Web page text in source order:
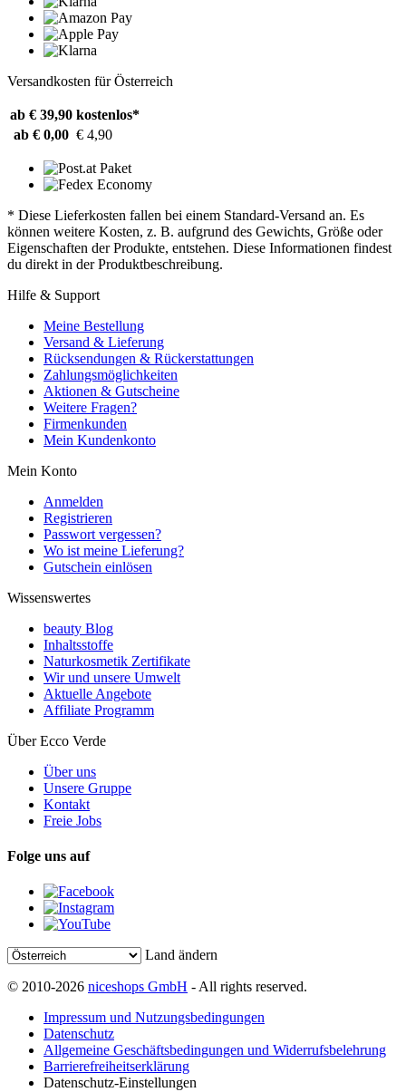
Versandkosten für Österreich
ab € 39,90 kostenlos*
ab € 0,00 € 4,90
* Diese Lieferkosten fallen bei einem Standard-Versand an. Es
können weitere Kosten, z. B. aufgrund des Gewichts, Größe oder
Eigenschaften der Produkte, entstehen. Diese Informationen findest
du direkt in der Produktbeschreibung.
Hilfe & Support
Meine Bestellung
Versand & Lieferung
Rücksendungen & Rückerstattungen
Zahlungsmöglichkeiten
Aktionen & Gutscheine
Weitere Fragen?
Firmenkunden
Mein Kundenkonto
Mein Konto
Anmelden
Registrieren
Passwort vergessen?
Wo ist meine Lieferung?
Gutschein einlösen
Wissenswertes
beauty Blog
Inhaltsstoffe
Naturkosmetik Zertifikate
Wir und unsere Umwelt
Aktuelle Angebote
Affiliate Programm
Über Ecco Verde
Über uns
Unsere Gruppe
Kontakt
Freie Jobs
Folge uns auf
Land ändern
© 2010-2026 niceshops GmbH - All rights reserved.
Impressum und Nutzungsbedingungen
Datenschutz
Allgemeine Geschäftsbedingungen und Widerrufsbelehrung
Barrierefreiheitserklärung
Datenschutz-Einstellungen